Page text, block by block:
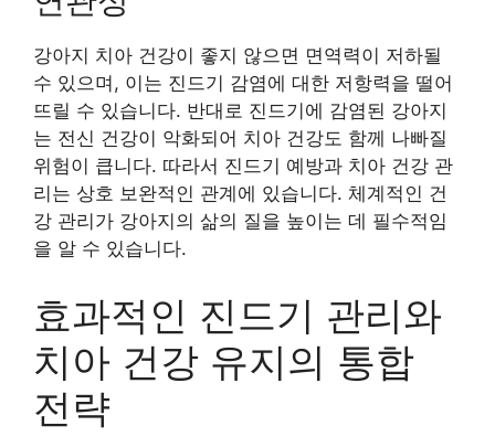
강아지 치아 건강이 좋지 않으면 면역력이 저하될
수 있으며, 이는 진드기 감염에 대한 저항력을 떨어
뜨릴 수 있습니다. 반대로 진드기에 감염된 강아지
는 전신 건강이 악화되어 치아 건강도 함께 나빠질
위험이 큽니다. 따라서 진드기 예방과 치아 건강 관
리는 상호 보완적인 관계에 있습니다. 체계적인 건
강 관리가 강아지의 삶의 질을 높이는 데 필수적임
을 알 수 있습니다.
효과적인 진드기 관리와
치아 건강 유지의 통합
전략